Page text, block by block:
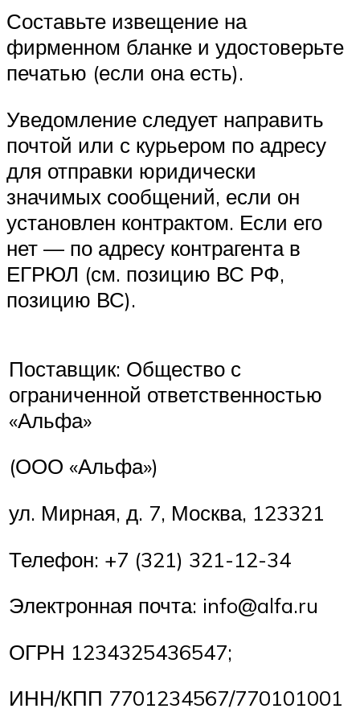
Составьте извещение на
фирменном бланке и удостоверьте
печатью (если она есть).
Уведомление следует направить
почтой или с курьером по адресу
для отправки юридически
значимых сообщений, если он
установлен контрактом. Если его
нет — по адресу контрагента в
ЕГРЮЛ (см. позицию ВС РФ,
позицию ВС).
Поставщик: Общество с
ограниченной ответственностью
«Альфа»
(ООО «Альфа»)
ул. Мирная, д. 7, Москва, 123321
Телефон: +7 (321) 321-12-34
Электронная почта: info@alfa.ru
ОГРН 1234325436547;
ИНН/КПП 7701234567/770101001